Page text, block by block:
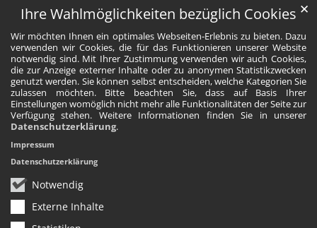
Ihre Wahlmöglichkeiten bezüglich Cookies
Wir möchten Ihnen ein optimales Webseiten-Erlebnis zu bieten. Dazu
verwenden wir Cookies, die für das Funktionieren unserer Website
notwendig sind. Mit Ihrer Zustimmung verwenden wir auch Cookies,
die zur Anzeige externer Inhalte oder zu anonymen Statistikzwecken
genutzt werden. Sie können selbst entscheiden, welche Kategorien Sie
zulassen möchten. Bitte beachten Sie, dass auf Basis Ihrer
Einstellungen womöglich nicht mehr alle Funktionalitäten der Seite zur
Verfügung stehen. Weitere Informationen finden Sie in unserer
Datenschutzerklärung.
Notwendig
Externe Inhalte
✕
Impressum
Datenschutzerklärung